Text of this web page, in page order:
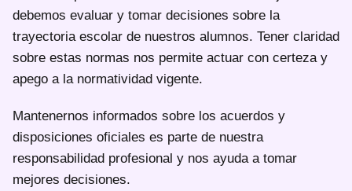
debemos evaluar y tomar decisiones sobre la
trayectoria escolar de nuestros alumnos. Tener claridad
sobre estas normas nos permite actuar con certeza y
apego a la normatividad vigente.
Mantenernos informados sobre los acuerdos y
disposiciones oficiales es parte de nuestra
responsabilidad profesional y nos ayuda a tomar
mejores decisiones.